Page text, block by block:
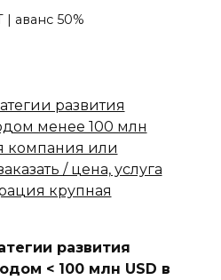
| аванс 50%
развития
< 100 млн USD в